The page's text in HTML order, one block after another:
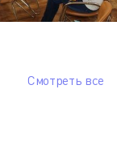
Смотреть все